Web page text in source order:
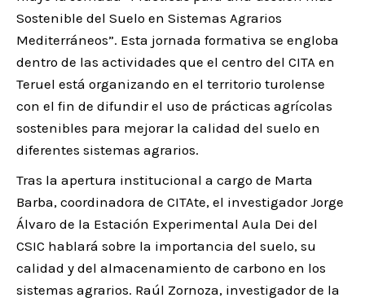
Sostenible del Suelo en Sistemas Agrarios
Mediterráneos”. Esta jornada formativa se engloba
dentro de las actividades que el centro del CITA en
Teruel está organizando en el territorio turolense
con el fin de difundir el uso de prácticas agrícolas
sostenibles para mejorar la calidad del suelo en
diferentes sistemas agrarios.
Tras la apertura institucional a cargo de Marta
Barba, coordinadora de CITAte, el investigador Jorge
Álvaro de la Estación Experimental Aula Dei del
CSIC hablará sobre la importancia del suelo, su
calidad y del almacenamiento de carbono en los
sistemas agrarios. Raúl Zornoza, investigador de la